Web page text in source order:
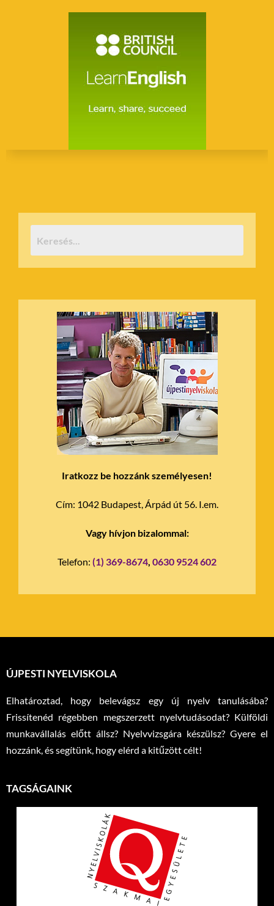
Iratkozz be hozzánk személyesen!
Cím: 1042 Budapest, Árpád út 56. I.em.
Vagy hívjon bizalommal:
Telefon: (1) 369-8674, 0630 9524 602
ÚJPESTI NYELVISKOLA
Elhatároztad, hogy belevágsz egy új nyelv tanulásába?
Frissítenéd régebben megszerzett nyelvtudásodat? Külföldi
munkavállalás előtt állsz? Nyelvvizsgára készülsz? Gyere el
hozzánk, és segítünk, hogy elérd a kitűzött célt!
TAGSÁGAINK